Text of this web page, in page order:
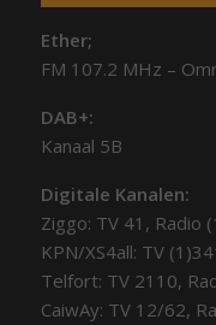
Ether;
FM 107.2 MHz –
DAB+:
Kanaal 5B
Digitale Kanalen:
Ziggo: TV 41, Radio
KPN/XS4all: TV
Telfort: TV 2110,
CaiwAy: TV 12/62,